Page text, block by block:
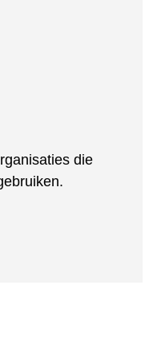
die